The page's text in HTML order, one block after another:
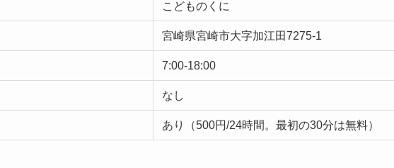
こどものくに
宮崎県宮崎市大字加江田7275-1
7:00-18:00
なし
あり（500円/24時間。最初の30分は無料）